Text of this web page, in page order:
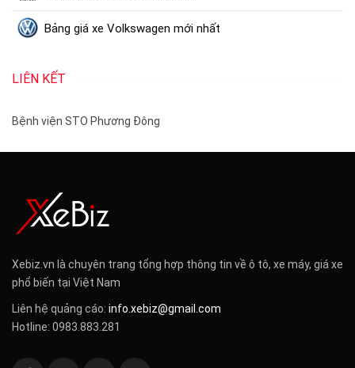
Bảng giá xe Volkswagen mới nhất
LIÊN KẾT
Bệnh viện STO Phương Đông
Xebiz.vn là chuyên trang tổng hợp thông tin về ô tô, xe máy, giá xe
phổ biến tại Việt Nam
Liên hệ quảng cáo: info.xebiz@gmail.com
Hotline: 0983.883.281